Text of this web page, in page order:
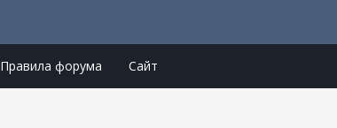
Правила форума Сайт